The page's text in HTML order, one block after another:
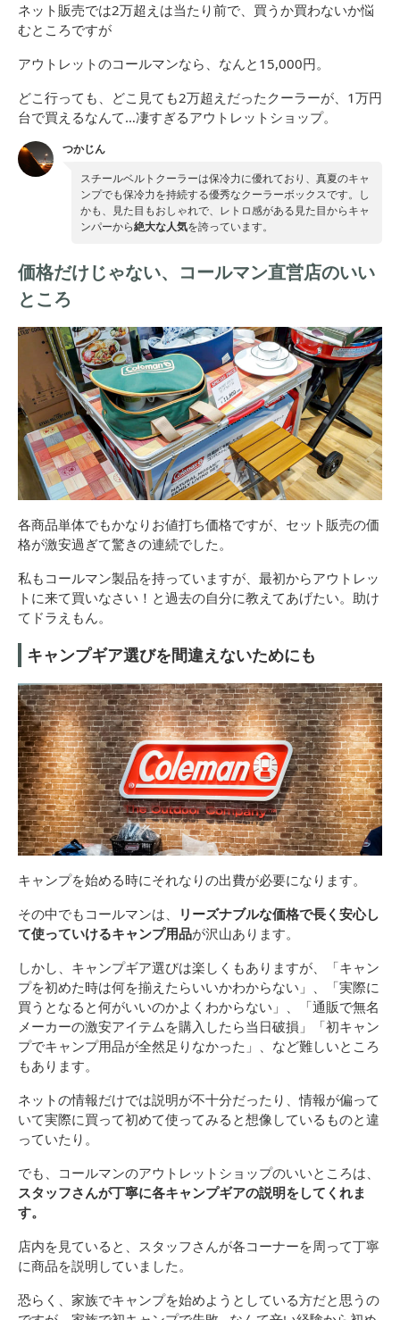
ネット販売では2万超えは当たり前で、買うか買わないか悩
むところですが
アウトレットのコールマンなら、なんと15,000円。
どこ行っても、どこ見ても2万超えだったクーラーが、1万円
台で買えるなんて…凄すぎるアウトレットショップ。
つかじん
スチールベルトクーラーは保冷力に優れており、真夏のキャ
ンプでも保冷力を持続する優秀なクーラーボックスです。し
かも、見た目もおしゃれで、レトロ感がある見た目からキャ
ンパーから絶大な人気を誇っています。
価格だけじゃない、コールマン直営店のいい
ところ
各商品単体でもかなりお値打ち価格ですが、セット販売の価
格が激安過ぎて驚きの連続でした。
私もコールマン製品を持っていますが、最初からアウトレッ
トに来て買いなさい！と過去の自分に教えてあげたい。助け
てドラえもん。
キャンプギア選びを間違えないためにも
キャンプを始める時にそれなりの出費が必要になります。
その中でもコールマンは、
リーズナブルな価格で長く安心し
て使っていけるキャンプ用品が沢山あります。
しかし、キャンプギア選びは楽しくもありますが、「キャン
プを初めた時は何を揃えたらいいかわからない」、「実際に
買うとなると何がいいのかよくわからない」、「通販で無名
メーカーの激安アイテムを購入したら当日破損」「初キャン
プでキャンプ用品が全然足りなかった」、など難しいところ
もあります。
ネットの情報だけでは説明が不十分だったり、情報が偏って
いて実際に買って初めて使ってみると想像しているものと違
っていたり。
でも、コールマンのアウトレットショップのいいところは、
スタッフさんが丁寧に各キャンプギアの説明をしてくれま
す。
店内を見ていると、スタッフさんが各コーナーを周って丁寧
に商品を説明していました。
恐らく、家族でキャンプを始めようとしている方だと思うの